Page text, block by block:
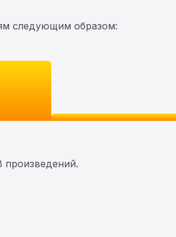
следующим образом:
произведений.